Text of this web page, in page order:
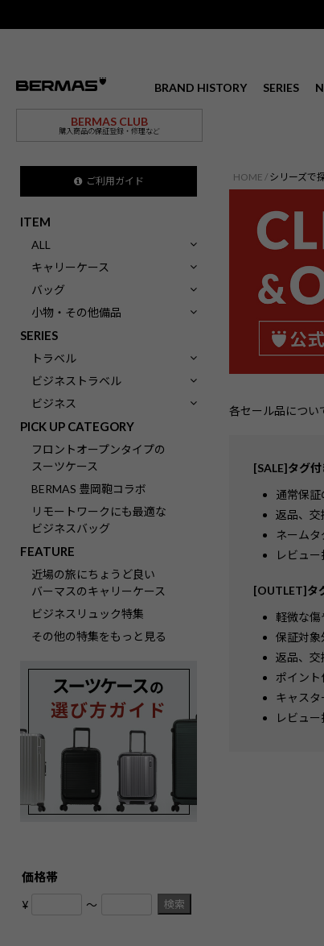
BRAND HISTORY SERIES
BERMAS CLUB
購入商品の保証登録・修理など
ご利用ガイド
ITEM
ALL
キャリーケース
バッグ
小物・その他備品
SERIES
トラベル
ビジネストラベル
ビジネス
PICK UP CATEGORY
フロントオープンタイプの
スーツケース
BERMAS 豊岡鞄コラボ
リモートワークにも最適な
ビジネスバッグ
FEATURE
近場の旅にちょうど良い
バーマスのキャリーケース
ビジネスリュック特集
その他の特集をもっと見る
価格帯
¥ 〜 検索
HOME シリーズで
各セール品につい
[SALE]タグ
通常保証
返品、交
ネーム
レビュ
[OUTLET]タ
軽微な傷
保証対象
返品、交
ポイント
キャス
レビュ